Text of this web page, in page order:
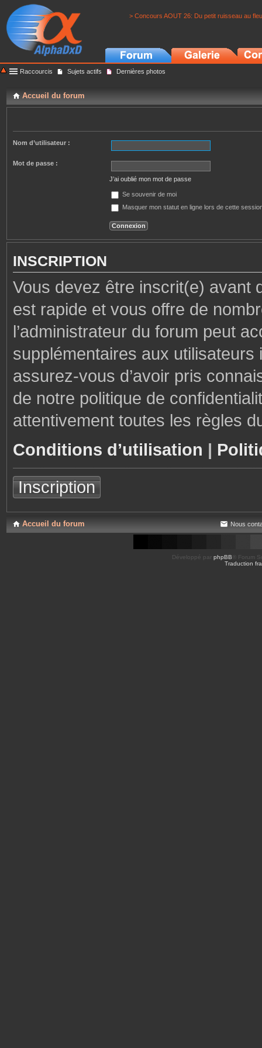
> Concours AOUT 26: Du petit ruisseau au
Raccourcis Sujets actifs Dernières photos
Accueil du forum
Nom d’utilisateur :
Mot de passe :
J’ai oublié mon mot de passe
Se souvenir de moi
Masquer mon statut en ligne lors de cette
INSCRIPTION
Vous devez être inscrit(e) avant
est rapide et vous offre de
l’administrateur du forum peut
supplémentaires aux
assurez-vous d’avoir pris
de notre politique de
attentivement toutes les règles
Conditions d’utilisation |
Inscription
Accueil du forum Nous
Développé par phpBB ® Forum
Traduction